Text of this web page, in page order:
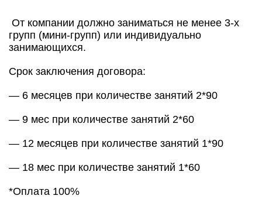
От компании должно заниматься не менее 3-х
групп (мини-групп) или индивидуально
занимающихся.
Срок заключения договора:
— 6 месяцев при количестве занятий 2*90
— 9 мес при количестве занятий 2*60
— 12 месяцев при количестве занятий 1*90
— 18 мес при количестве занятий 1*60
*Оплата 100%